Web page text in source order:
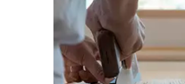
も、頑...